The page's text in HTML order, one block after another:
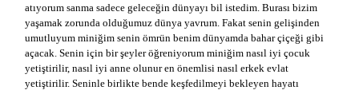
atıyorum sanma sadece geleceğin dünyayı bil istedim. Burası bizim
yaşamak zorunda olduğumuz dünya yavrum. Fakat senin gelişinden
umutluyum miniğim senin ömrün benim dünyamda bahar çiçeği gibi
açacak. Senin için bir şeyler öğreniyorum miniğim nasıl iyi çocuk
yetiştirilir, nasıl iyi anne olunur en önemlisi nasıl erkek evlat
yetiştirilir. Seninle birlikte bende keşfedilmeyi bekleyen hayatı